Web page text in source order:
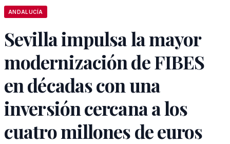
ANDALUCÍA
Sevilla impulsa la mayor
modernización de FIBES
en décadas con una
inversión cercana a los
cuatro millones de euros